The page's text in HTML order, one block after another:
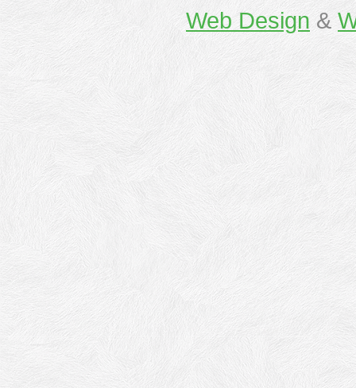
Web Design &